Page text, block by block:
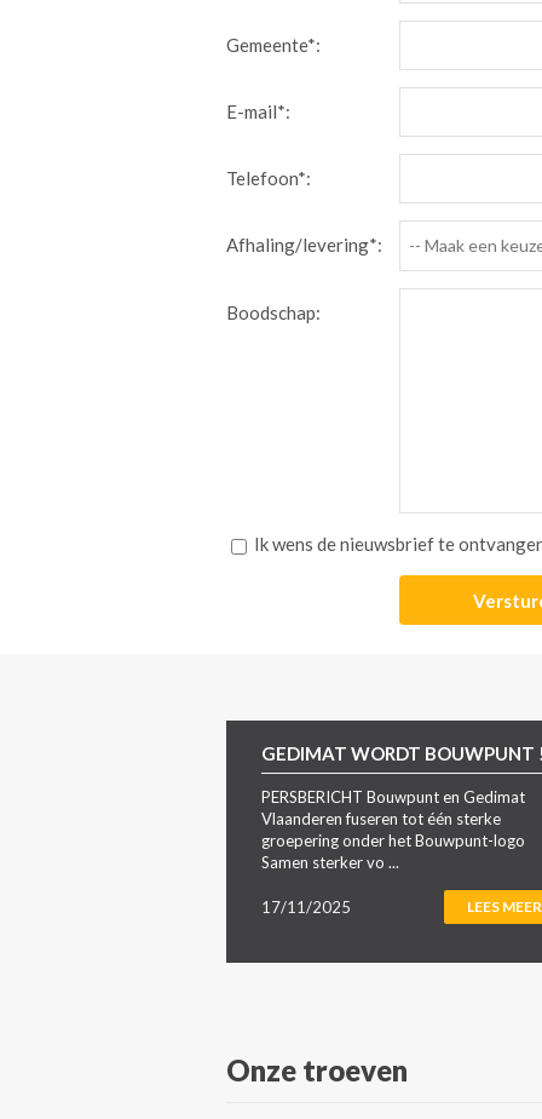
Gemeente*:
E-mail*:
Telefoon*:
Afhaling/levering*: -- Maak een
Boodschap:
Ik wens de nieuwsbrief te
GEDIMAT WORDT BOUWPUNT
PERSBERICHT Bouwpunt en Gedimat
Vlaanderen fuseren tot één sterke
groepering onder het Bouwpunt-logo
Samen sterker vo ...
17/11/2025 LEES MEER
Onze troeven